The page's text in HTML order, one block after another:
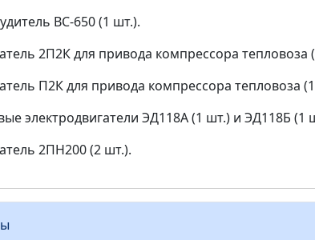
ВС-650 (1 шт.).
2П2К для привода компрессора тепловоза
П2К для привода компрессора тепловоза
электродвигатели ЭД118А (1 шт.) и ЭД118Б (1
2ПН200 (2 шт.).